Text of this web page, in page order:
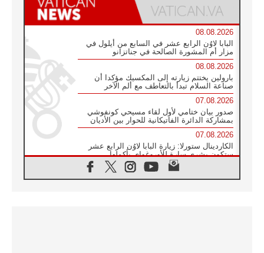
08.08.2026
البابا لاوُن الرابع عشر في السابع من أيلول في
مزار أم المشورة الصالحة في جناتزانو
08.08.2026
بارولين يختتم زيارته إلى المكسيك مؤكدا أن
صناعة السلام تبدأ بالتعاطف مع ألم الآخر
07.08.2026
صدور بيان ختامي لأول لقاء مسيحي كونفوشي
بمشاركة الدائرة الفاتيكانية للحوار بين الأديان
07.08.2026
الكاردينال ستورلا: زيارة البابا لاوُن الرابع عشر
ستكون بشرى سارة للأوروغواي بأكملها
الفاتيكان يعلن برنامج الزيارة الرسولية للبابا لاوُن